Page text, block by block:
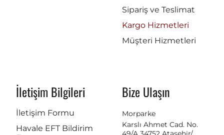
Sipariş ve Teslimat
Kargo Hizmetleri
Müşteri Hizmetleri
İletişim Bilgileri
İletişim Formu
Havale EFT Bildirim
Bize Ulaşın
Morparke
Karslı Ahmet Cad. No.